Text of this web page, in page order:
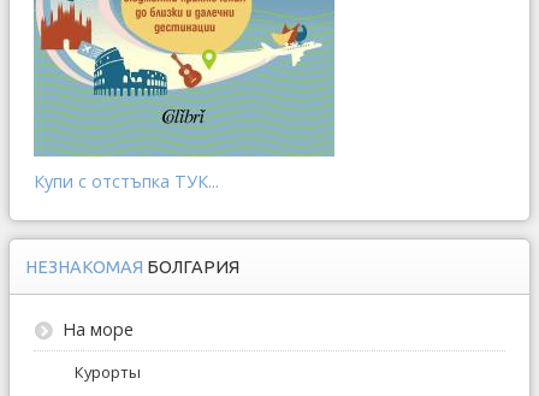
Купи с отстъпка ТУК...
НЕЗНАКОМАЯ БОЛГАРИЯ
На море
Курорты